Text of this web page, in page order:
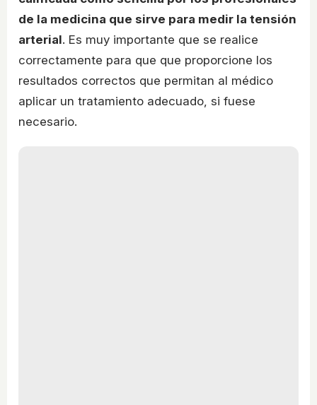
de la medicina que sirve para medir la tensión
arterial. Es muy importante que se realice
correctamente para que que proporcione los
resultados correctos que permitan al médico
aplicar un tratamiento adecuado, si fuese
necesario.